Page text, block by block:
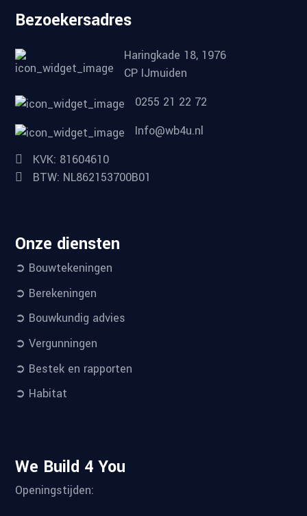
Bezoekersadres
Haringkade 18, 1976
CP IJmuiden
0255 21 22 72
Info@wb4u.nl
KVK: 81604610
BTW: NL862153700B01
Onze diensten
➲ Bouwtekeningen
➲ Berekeningen
➲ Bouwkundig advies
➲ Vergunningen
➲ Bestek en rapporten
➲ Habitat
We Build 4 You
Openingstijden: